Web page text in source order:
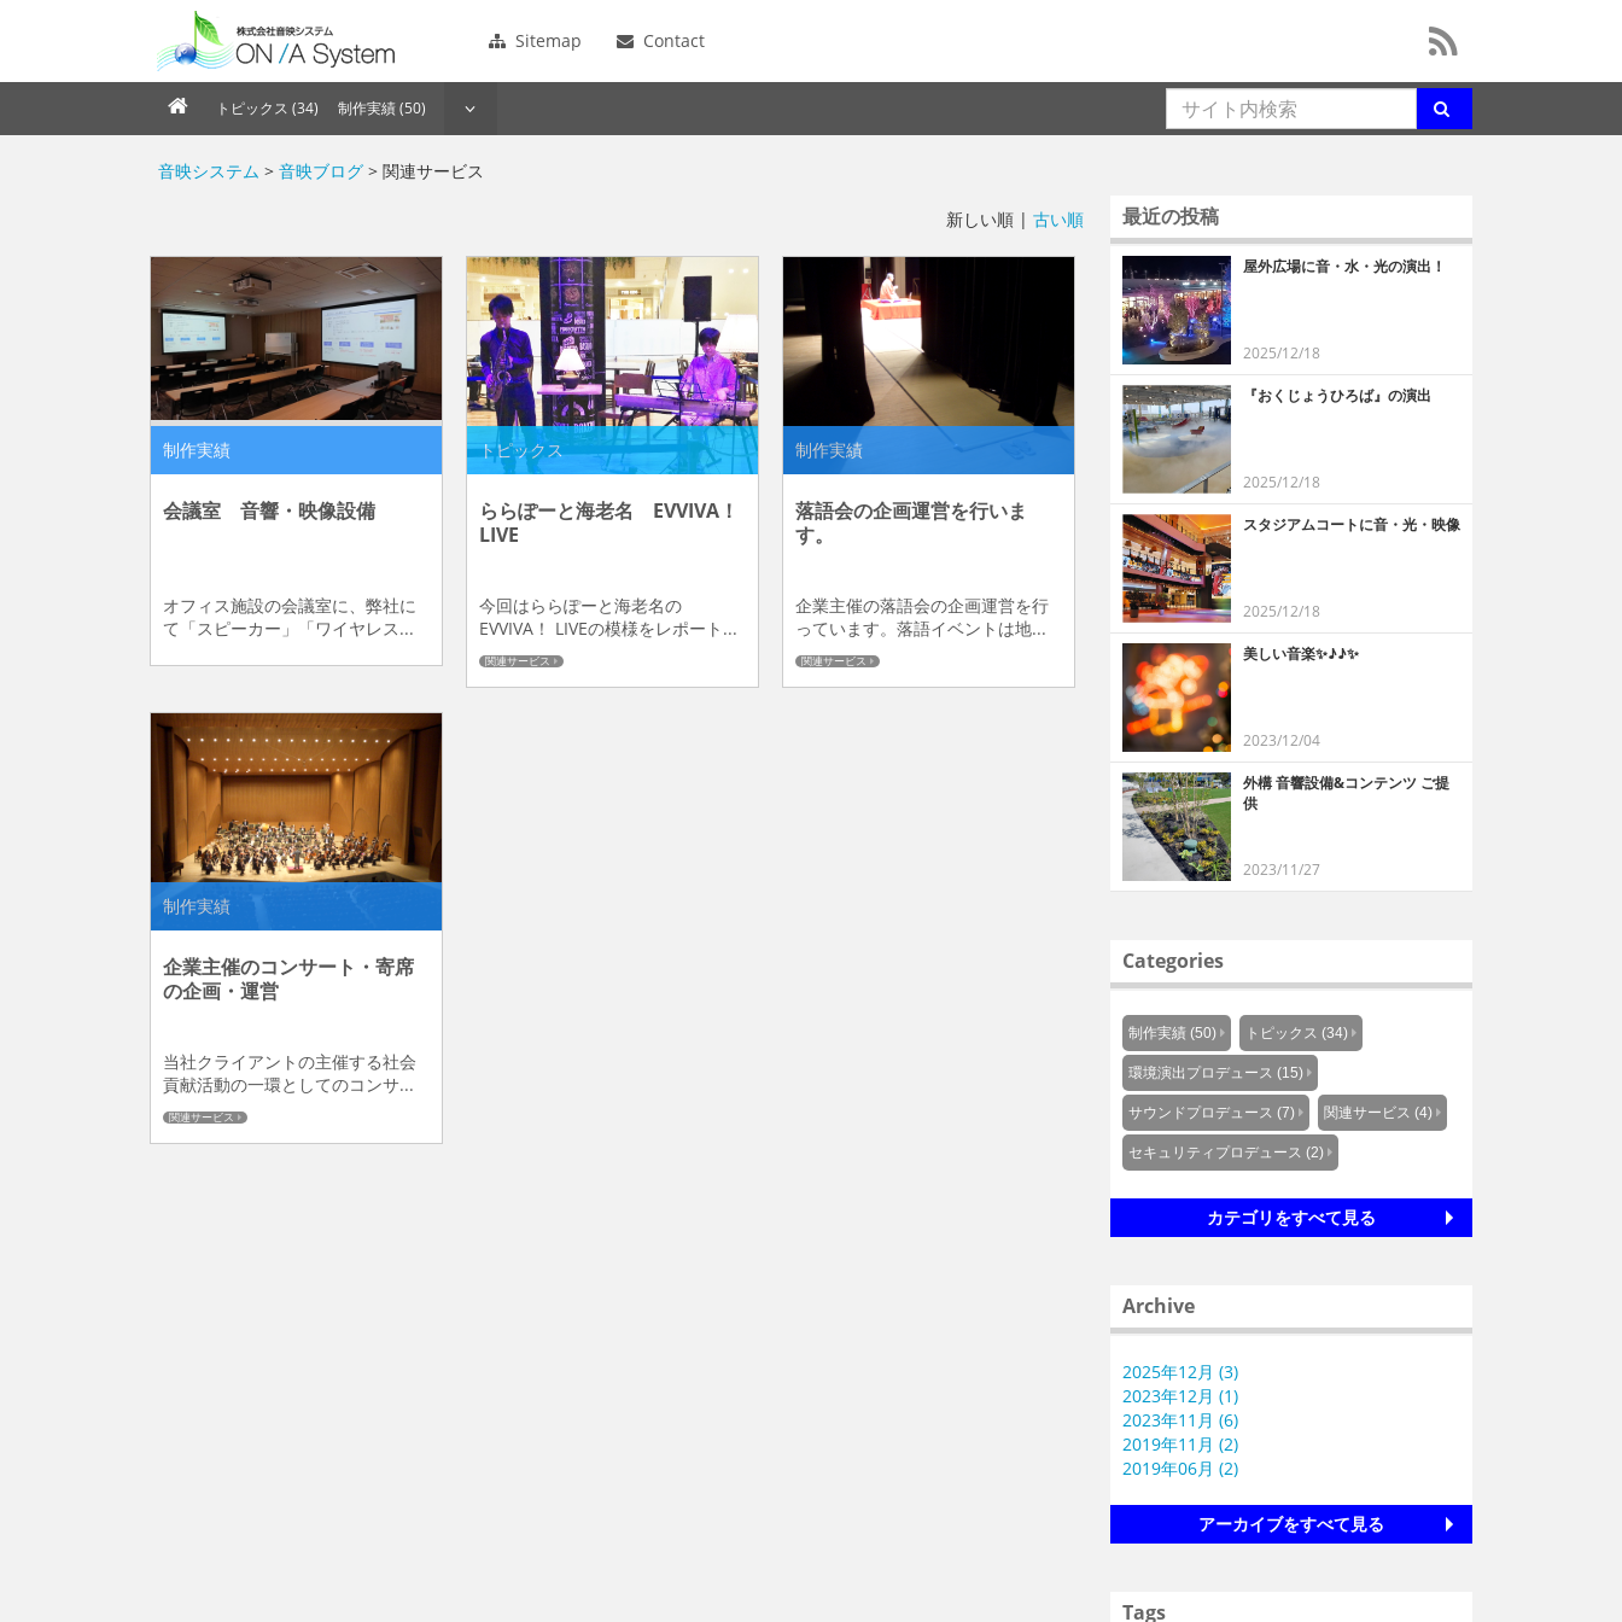
Sitemap Contact
トピックス (34) 制作実績 (50)
音映システム >音映ブログ > 関連サービス
新しい順 |古い順
制作実績
会議室 音響・映像設備
オフィス施設の会議室に、弊社に
て「スピーカー」「ワイヤレス...
トピックス
ららぽーと海老名 EVVIVA！
LIVE
今回はららぽーと海老名の
EVVIVA！ LIVEの模様をレポート...
関連サービス
制作実績
落語会の企画運営を行いま
す。
企業主催の落語会の企画運営を行
っています。落語イベントは地...
関連サービス
制作実績
企業主催のコンサート・寄席
の企画・運営
当社クライアントの主催する社会
貢献活動の一環としてのコンサ...
関連サービス
最近の投稿
屋外広場に音・水・光の演出！
2025/12/18
『おくじょうひろば』の演出
2025/12/18
スタジアムコートに音・光・映像
2025/12/18
美しい音楽✨♪♪✨
2023/12/04
外構 音響設備&コンテンツ ご提
供
2023/11/27
Categories
制作実績 (50) トピックス (34)
環境演出プロデュース (15)
サウンドプロデュース (7) 関連サービス (4)
セキュリティプロデュース (2)
カテゴリをすべて見る
Archive
2025年12月 (3)
2023年12月 (1)
2023年11月 (6)
2019年11月 (2)
2019年06月 (2)
アーカイブをすべて見る
Tags